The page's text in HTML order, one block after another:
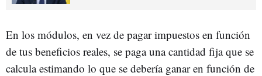
En los módulos, en vez de pagar impuestos en función
de tus beneficios reales, se paga una cantidad fija que se
calcula estimando lo que se debería ganar en función de